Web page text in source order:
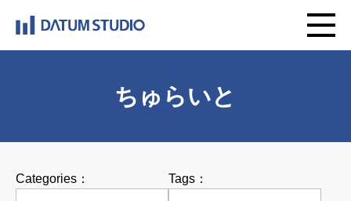
ちゅらいと
Categories： Tags：